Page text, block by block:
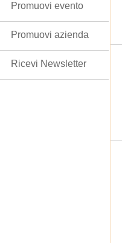
Promuovi evento
Promuovi azienda
Ricevi Newsletter